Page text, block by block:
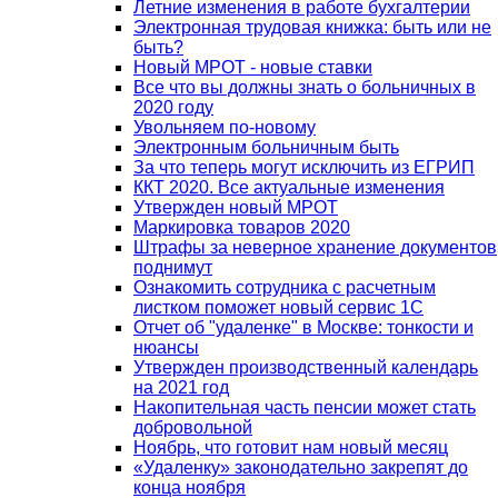
Летние изменения в работе бухгалтерии
Электронная трудовая книжка: быть или не
быть?
Новый МРОТ - новые ставки
Все что вы должны знать о больничных в
2020 году
Увольняем по-новому
Электронным больничным быть
За что теперь могут исключить из ЕГРИП
ККТ 2020. Все актуальные изменения
Утвержден новый МРОТ
Маркировка товаров 2020
Штрафы за неверное хранение документов
поднимут
Ознакомить сотрудника с расчетным
листком поможет новый сервис 1С
Отчет об "удаленке" в Москве: тонкости и
нюансы
Утвержден производственный календарь
на 2021 год
Накопительная часть пенсии может стать
добровольной
Ноябрь, что готовит нам новый месяц
«Удаленку» законодательно закрепят до
конца ноября